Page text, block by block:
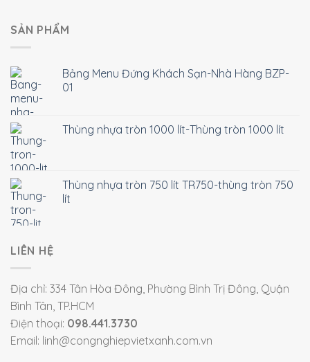
SẢN PHẨM
Bảng Menu Đứng Khách Sạn-Nhà Hàng BZP-
01
Thùng nhựa tròn 1000 lít-Thùng tròn 1000 lít
Thùng nhựa tròn 750 lít TR750-thùng tròn 750
lít
LIÊN HỆ
Địa chỉ: 334 Tân Hòa Đông, Phường Bình Trị Đông, Quận
Bình Tân, TP.HCM
Điện thoại: 098.441.3730
Email: linh@congnghiepvietxanh.com.vn